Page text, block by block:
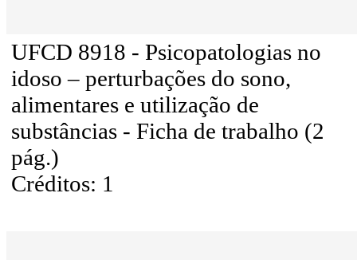
UFCD 8918 - Psicopatologias no
idoso – perturbações do sono,
alimentares e utilização de
substâncias - Ficha de trabalho (2
pág.)
Créditos: 1